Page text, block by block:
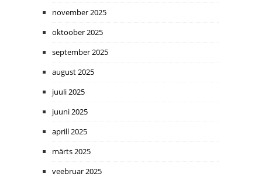
november 2025
oktoober 2025
september 2025
august 2025
juuli 2025
juuni 2025
aprill 2025
märts 2025
veebruar 2025